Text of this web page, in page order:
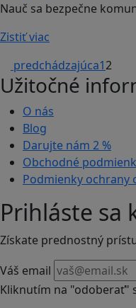
Nauč sa bezpečne
Zistiť viac
predchádzajúca12
Užitočné
O nás
Blog
Darujte nám 2 %
Obchodné
Podmienky ochrany
Prihláste sa
Získate prednostný
Váš email
Kliknutím na "odoberať"